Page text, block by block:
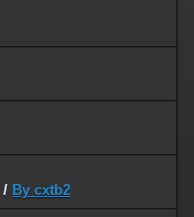
/ By cxtb2